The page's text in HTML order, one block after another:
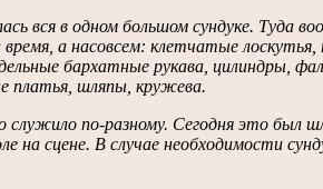
вся в одном большом сундуке. Туда
время, а насовсем: клетчатые
бархатные рукава, цилиндры,
платья, шляпы, кружева.
служило по-разному. Сегодня это был
на сцене. В случае необходимости